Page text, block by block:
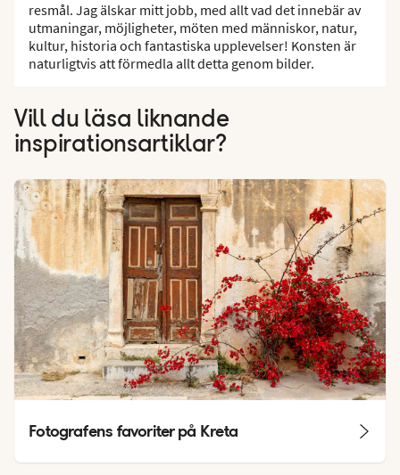
resmål. Jag älskar mitt jobb, med allt vad det innebär av
utmaningar, möjligheter, möten med människor, natur,
kultur, historia och fantastiska upplevelser! Konsten är
naturligtvis att förmedla allt detta genom bilder.
Vill du läsa liknande
inspirationsartiklar?
Fotografens favoriter på Kreta